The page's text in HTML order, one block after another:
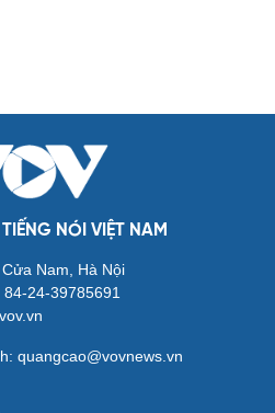
NÓI VIỆT NAM
Nam, Hà Nội
24-39785691
quangcao@vovnews.vn